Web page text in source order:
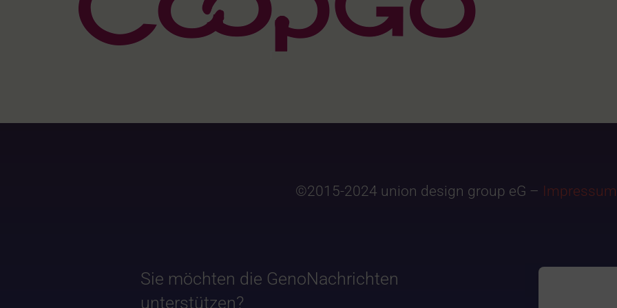
©2015-2024 union design group eG – Impressum
Sie möchten die GenoNachrichten
unterstützen?